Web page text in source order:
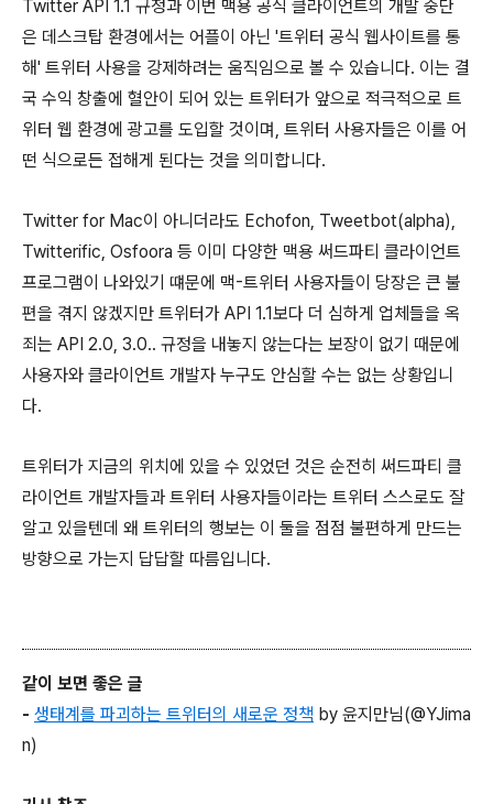
Twitter API 1.1 규정과 이번 맥용 공식 클라이언트의 개발 중단
은 데스크탑 환경에서는 어플이 아닌 '트위터 공식 웹사이트를 통
해' 트위터 사용을 강제하려는 움직임으로 볼 수 있습니다. 이는 결
국 수익 창출에 혈안이 되어 있는 트위터가 앞으로 적극적으로 트
위터 웹 환경에 광고를 도입할 것이며, 트위터 사용자들은 이를 어
떤 식으로든 접해게 된다는 것을 의미합니다.
Twitter for Mac이 아니더라도 Echofon, Tweetbot(alpha),
Twitterific, Osfoora 등 이미 다양한 맥용 써드파티 클라이언트
프로그램이 나와있기 떄문에 맥-트위터 사용자들이 당장은 큰 불
편을 겪지 않겠지만 트위터가 API 1.1보다 더 심하게 업체들을 옥
죄는 API 2.0, 3.0.. 규정을 내놓지 않는다는 보장이 없기 때문에
사용자와 클라이언트 개발자 누구도 안심할 수는 없는 상황입니
다.
트위터가 지금의 위치에 있을 수 있었던 것은 순전히 써드파티 클
라이언트 개발자들과 트위터 사용자들이라는 트위터 스스로도 잘
알고 있을텐데 왜 트위터의 행보는 이 둘을 점점 불편하게 만드는
방향으로 가는지 답답할 따름입니다.
같이 보면 좋은 글
- 생태계를 파괴하는 트위터의 새로운 정책 by 윤지만님(@YJima
n)